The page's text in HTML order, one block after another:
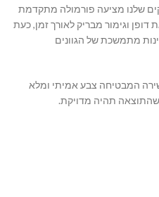
שלנו מציעה פורמולה מתקדמת
וגימור מבריק לאורך זמן, כעת
מתמשכת של הגוונים
המבטיחה צבע אמיתי ומלא
תהיה מדויקת.